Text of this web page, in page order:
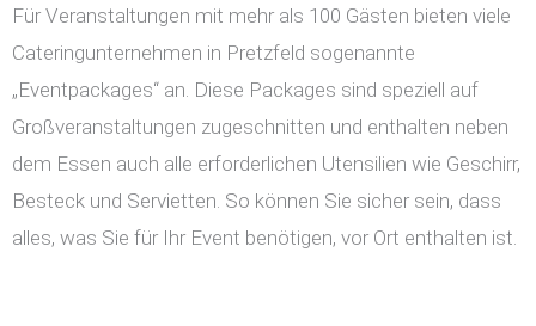
Für Veranstaltungen mit mehr als 100 Gästen bieten viele
Cateringunternehmen in Pretzfeld sogenannte
„Eventpackages“ an. Diese Packages sind speziell auf
Großveranstaltungen zugeschnitten und enthalten neben
dem Essen auch alle erforderlichen Utensilien wie Geschirr,
Besteck und Servietten. So können Sie sicher sein, dass
alles, was Sie für Ihr Event benötigen, vor Ort enthalten ist.